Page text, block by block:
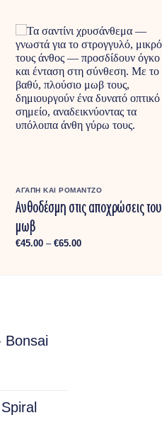
ΑΓΑΠΗ ΚΑΙ ΡΟΜΑΝΤΖΟ
Ανθοδέσμη στις αποχρώσεις του
μωβ
€45.00 – €65.00Price
Bonsai